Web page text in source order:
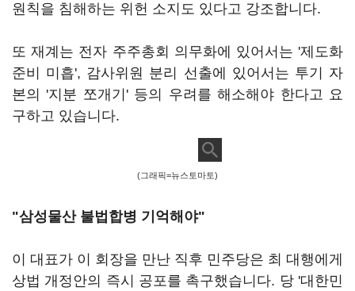
원칙을 침해하는 위헌 소지도 있다고 강조합니다.
또 재계는 전자 주주총회 의무화에 있어서는 '제도화
준비 미흡', 감사위원 분리 선출에 있어서는 투기 자
본의 '지분 쪼개기' 등의 우려를 해소해야 한다고 요
구하고 있습니다.
(그래픽=뉴스토마토)
"삼성물산 불법합병 기억해야"
이 대표가 이 회장을 만난 직후 민주당은 최 대행에게
상법 개정안의 즉시 공포를 촉구했습니다. 당 '대한민